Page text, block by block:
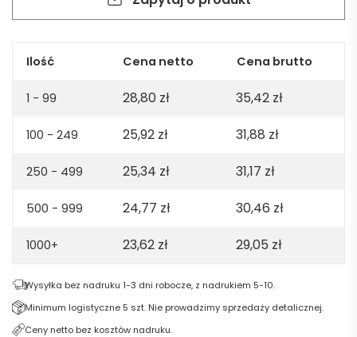
shirt.
organic
165gsm
Dark
Ilość Cena netto Cena brutto
1 - 99 28,80 zł 35,42 zł
100 - 249 25,92 zł 31,88 zł
250 - 499 25,34 zł 31,17 zł
500 - 999 24,77 zł 30,46 zł
1000+ 23,62 zł 29,05 zł
Wysyłka bez nadruku 1-3 dni robocze, z nadrukiem 5-10.
Minimum logistyczne 5 szt. Nie prowadzimy sprzedaży detalicznej.
Ceny netto bez kosztów nadruku.